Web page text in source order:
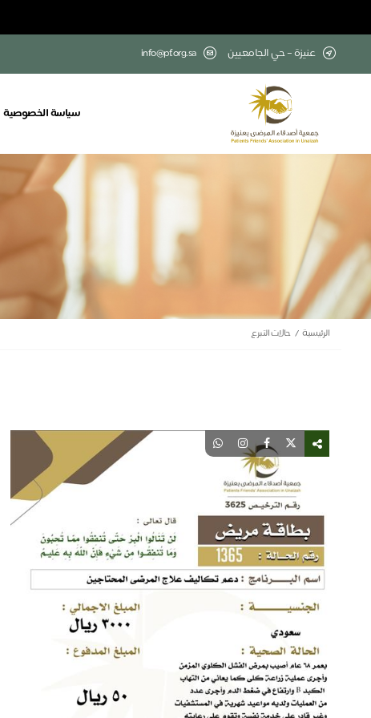
عنيزة – حي الجامعيين info@pf.org.sa
سياسة الخصوصية
الرئيسية حالات التبرع